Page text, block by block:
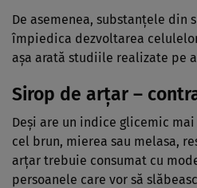
De asemenea, substanţele din
împiedica dezvoltarea
aşa arată studiile realizate pe
Sirop de arţar –
Deşi are un indice glicemic
cel brun, mierea sau melasa,
arţar trebuie consumat cu
persoanele care vor să